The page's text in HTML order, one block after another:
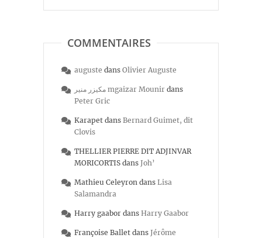
COMMENTAIRES
auguste dans Olivier Auguste
مكيزر منير mgaizar Mounir dans
Peter Gric
Karapet dans Bernard Guimet, dit
Clovis
THELLIER PIERRE DIT ADJINVAR
MORICORTIS dans Joh’
Mathieu Celeyron dans Lisa
Salamandra
Harry gaabor dans Harry Gaabor
Françoise Ballet dans Jérôme